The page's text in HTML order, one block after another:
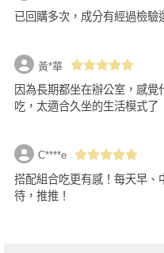
已回購多次，成分有經過檢驗
黃*華
因為長期都坐在辦公室，感
吃，太適合久坐的生活模式了
C****e
搭配組合吃更有感！每天早、
待，推推！